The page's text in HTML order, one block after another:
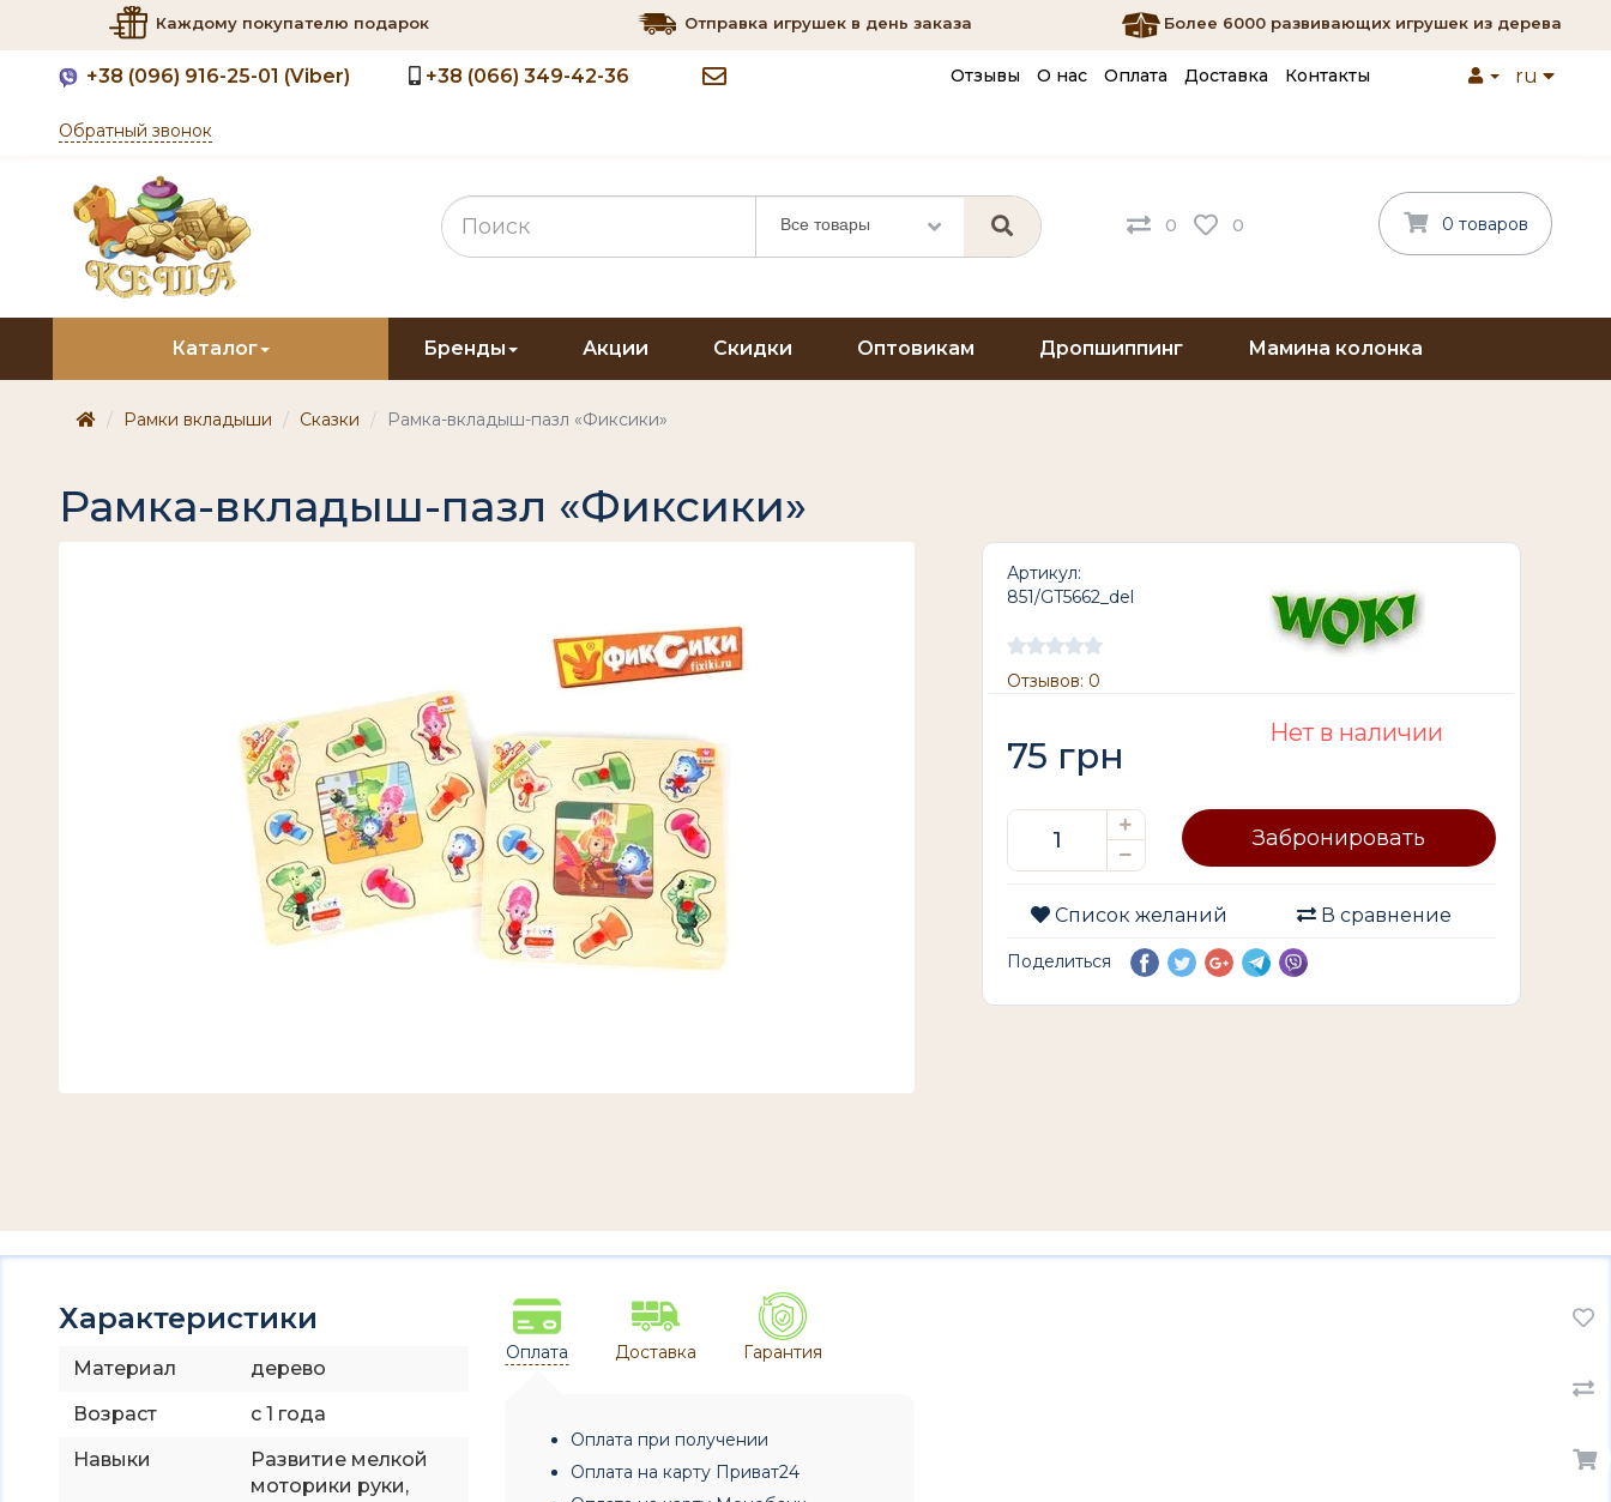
Каждому покупателю подарок Отправка игрушек в день заказа Более 6000 развивающих игрушек из дерева
+38 (096) 916-25-01 (Viber) +38 (066) 349-42-36
Обратный звонок
Отзывы О нас Оплата Доставка Контакты ru
Все товары 0 0 0 товаров
Каталог Бренды Акции Скидки Оптовикам Дропшиппинг Мамина колонка
Рамки вкладыши Сказки Рамка-вкладыш-пазл «Фиксики»
Рамка-вкладыш-пазл «Фиксики»
Артикул:
851/GT5662_del
Отзывов: 0
75 грн
Нет в наличии
Забронировать
Список желаний В сравнение
Поделиться
Характеристики
Материал
дерево
Возраст
с 1 года
Навыки
Развитие мелкой
моторики руки,
Оплата Доставка Гарантия
Оплата при получении
Оплата на карту Приват24